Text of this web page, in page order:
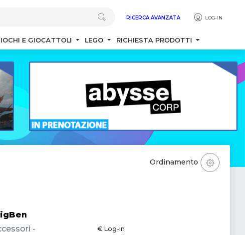
RICERCA AVANZATA LOG-IN
E GIOCATTOLI LEGO RICHIESTA PRODOTTI
Ordinamento
-
€ Log-in